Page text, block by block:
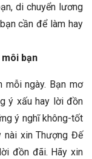
di chuyển lương
cần để làm hay
bạn
mỗi ngày. Bạn mơ
ý xấu hay lời đồn
ý nghĩ không-tốt
nài xin Thượng Đế
đồn đãi. Hãy xin